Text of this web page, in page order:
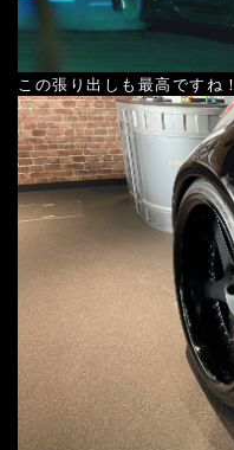
この張り出しも最高ですね！